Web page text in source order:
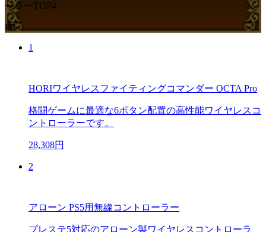
ーラーTOP4
PR
1
HORIワイヤレスファイティングコマンダー OCTA Pro
格闘ゲームに最適な6ボタン配置の高性能ワイヤレスコ
ントローラーです。
28,308円
2
アローン PS5用無線コントローラー
プレステ5対応のアローン製ワイヤレスコントローラ